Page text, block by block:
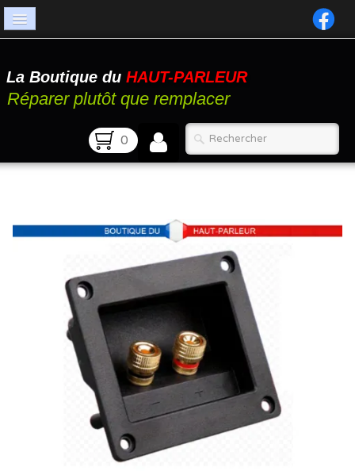
Catalogue
Atelier
La Boutique du HAUT-PARLEUR
Réparer plutôt que remplacer
0